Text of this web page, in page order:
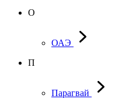
О
ОАЭ
П
Парагвай